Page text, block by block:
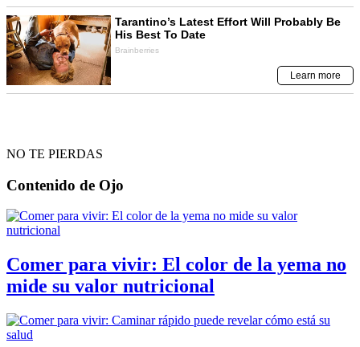
NO TE PIERDAS
Contenido de Ojo
Comer para vivir: El color de la yema no
mide su valor nutricional